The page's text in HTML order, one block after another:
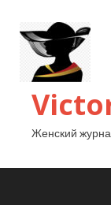
Женский